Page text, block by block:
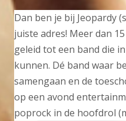
Dan ben je bij Jeopardy
juiste adres! Meer dan
geleid tot een band die
kunnen. Dé band waar
samengaan en de
op een avond
poprock in de hoofdrol